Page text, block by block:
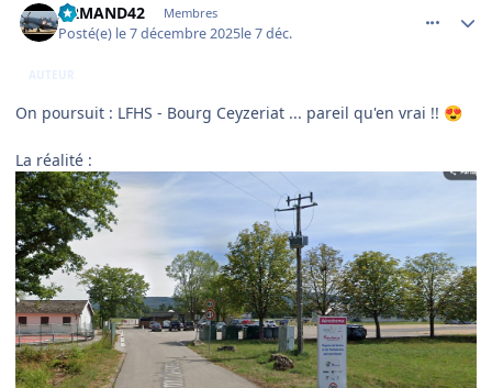
ARMAND42 Membres
Posté(e) le 7 décembre 2025le 7 déc.
AUTEUR
On poursuit : LFHS - Bourg Ceyzeriat ... pareil qu'en vrai !! 😍
La réalité :